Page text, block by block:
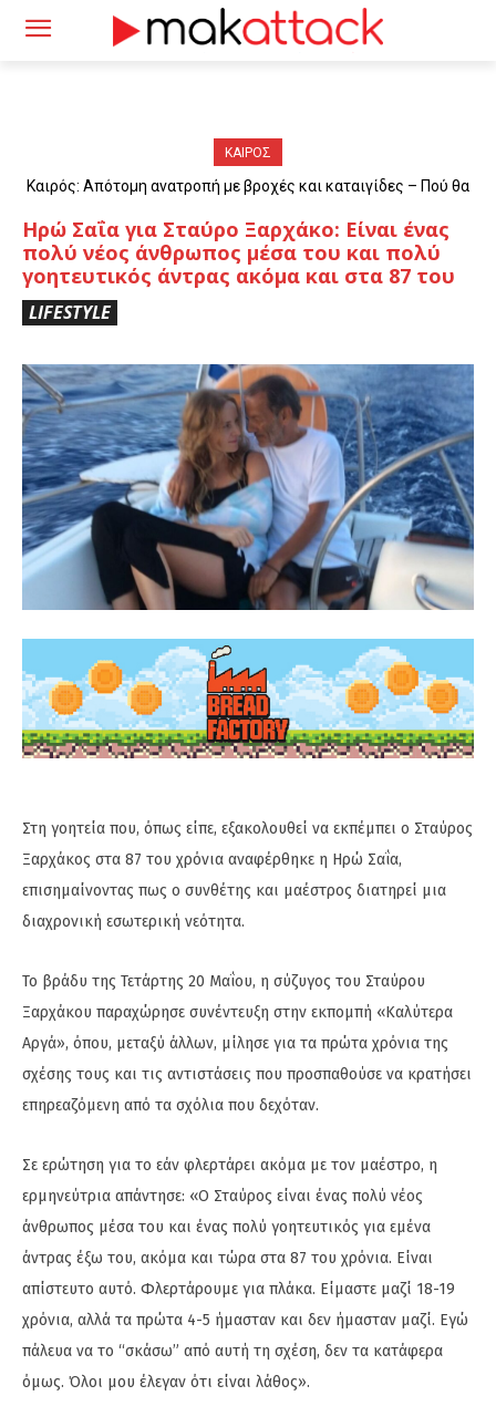
ΚΑΙΡΟΣ
Καιρός: Απότομη ανατροπή με βροχές και καταιγίδες – Πού θα
Ηρώ Σαΐα για Σταύρο Ξαρχάκο: Είναι ένας
πολύ νέος άνθρωπος μέσα του και πολύ
γοητευτικός άντρας ακόμα και στα 87 του
LIFESTYLE
Στη γοητεία που, όπως είπε, εξακολουθεί να εκπέμπει ο Σταύρος
Ξαρχάκος στα 87 του χρόνια αναφέρθηκε η Ηρώ Σαΐα,
επισημαίνοντας πως ο συνθέτης και μαέστρος διατηρεί μια
διαχρονική εσωτερική νεότητα.
Το βράδυ της Τετάρτης 20 Μαΐου, η σύζυγος του Σταύρου
Ξαρχάκου παραχώρησε συνέντευξη στην εκπομπή «Καλύτερα
Αργά», όπου, μεταξύ άλλων, μίλησε για τα πρώτα χρόνια της
σχέσης τους και τις αντιστάσεις που προσπαθούσε να κρατήσει
επηρεαζόμενη από τα σχόλια που δεχόταν.
Σε ερώτηση για το εάν φλερτάρει ακόμα με τον μαέστρο, η
ερμηνεύτρια απάντησε: «Ο Σταύρος είναι ένας πολύ νέος
άνθρωπος μέσα του και ένας πολύ γοητευτικός για εμένα
άντρας έξω του, ακόμα και τώρα στα 87 του χρόνια. Είναι
απίστευτο αυτό. Φλερτάρουμε για πλάκα. Είμαστε μαζί 18-19
χρόνια, αλλά τα πρώτα 4-5 ήμασταν και δεν ήμασταν μαζί. Εγώ
πάλευα να το “σκάσω” από αυτή τη σχέση, δεν τα κατάφερα
όμως. Όλοι μου έλεγαν ότι είναι λάθος».